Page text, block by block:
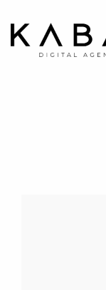
Header Logo